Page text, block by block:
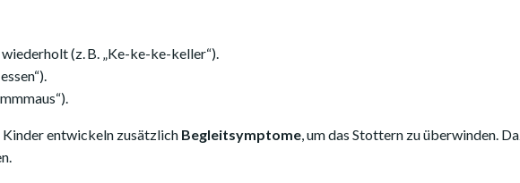
(z. B. „Ke-ke-ke-keller“).
entwickeln zusätzlich Begleitsymptome, um das Stottern zu überwinden.